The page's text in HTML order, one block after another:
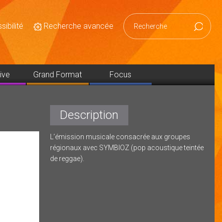
Recherche avancée
Grand Format Focus
Description
L’émission musicale consacrée aux groupes
régionaux avec SYMBIOZ (pop acoustique teintée
de reggae).